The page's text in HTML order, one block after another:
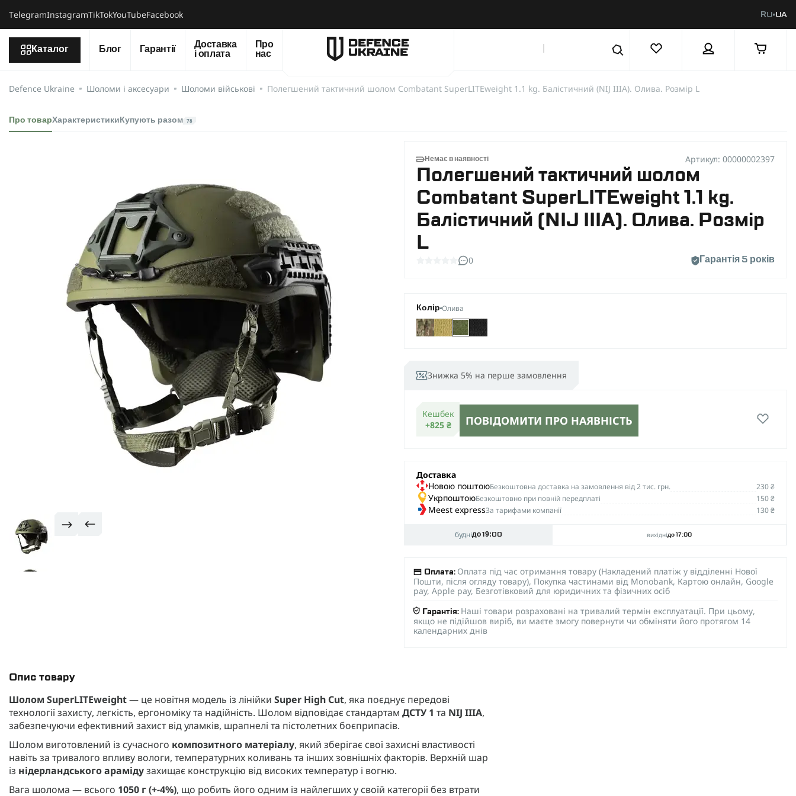
ТelegramInstagramTikTokYouTubeFacebook RU UA
Каталог Блог Гарантії
Доставка
і оплата
Про
нас
Defence Ukraine Шоломи і аксесуари Шоломи військові Полегшений тактичний шолом Combatant SuperLITEweight 1.1 kg. Балістичний (NIJ IIIA). Олива. Розмір L
Про товарХарактеристики Купують разом 78
Немає в наявності Артикул: 00000002397
Полегшений тактичний шолом
Combatant SuperLITEweight 1.1 kg.
Балістичний (NIJ IIIA). Олива. Розмір
L
0 Гарантія 5 років
Колір Олива
Знижка 5% на перше замовлення
Кешбек
+825 ₴
ПОВІДОМИТИ ПРО НАЯВНІСТЬ
Доставка
Новою поштоюБезкоштовна доставка на замовлення від 2 тис. грн. 230 ₴
УкрпоштоюБезкоштовно при повній передплаті 150 ₴
Meest expressЗа тарифами компанії 130 ₴
буднідо 19:00 вихіднідо 17:00
Оплата: Оплата під час отримання товару (Накладений платіж у відділенні Нової
Пошти, після огляду товару), Покупка частинами від Monobank, Картою онлайн, Google
pay, Apple pay, Безготівковий для юридичних та фізичних осіб
Гарантія: Наші товари розраховані на тривалий термін експлуатації. При цьому,
якщо не підійшов виріб, ви маєте змогу повернути чи обміняти його протягом 14
календарних днів
Опис товару
Шолом SuperLITEweight— це новітня модель із лінійки Super High Cut, яка поєднує передові
технології захисту, легкість, ергономіку та надійність. Шолом відповідає стандартам ДСТУ 1 та NIJ IIIA,
забезпечуючи ефективний захист від уламків, шрапнелі та пістолетних боєприпасів.
Шолом виготовлений із сучасного композитного матеріалу, який зберігає свої захисні властивості
навіть за тривалого впливу вологи, температурних коливань та інших зовнішніх факторів. Верхній шар
із нідерландського арамідузахищає конструкцію від високих температур і вогню.
Вага шолома — всього 1050 г (+-4%), що робить його одним із найлегших у своїй категорії без втрати